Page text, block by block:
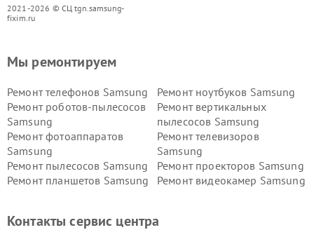
2021-2026 © СЦ tgn.samsung-
fixim.ru
Мы ремонтируем
Ремонт телефонов Samsung
Ремонт ноутбуков Samsung
Ремонт роботов-пылесосов
Samsung
Ремонт вертикальных
пылесосов Samsung
Ремонт фотоаппаратов
Samsung
Ремонт телевизоров
Samsung
Ремонт пылесосов Samsung
Ремонт проекторов Samsung
Ремонт планшетов Samsung
Ремонт видеокамер Samsung
Контакты сервис центра